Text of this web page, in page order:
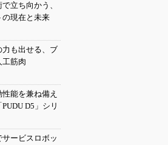
立ち向かう、
の現在と未来
も出せる、ブ
工筋肉
能を兼ね備え
D5」シリ
ービスロボッ